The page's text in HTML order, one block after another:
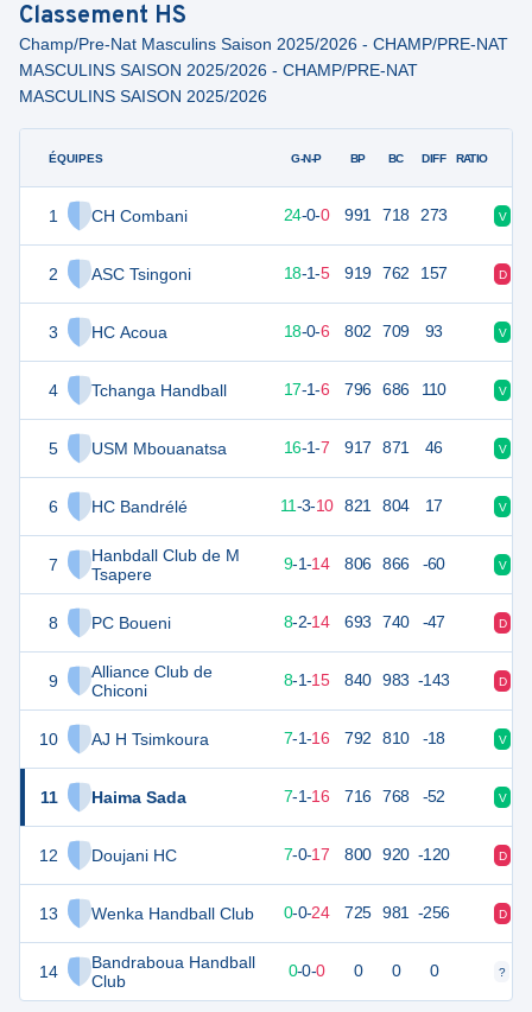
Classement HS
Champ/Pre-Nat Masculins Saison 2025/2026 - CHAMP/PRE-NAT
MASCULINS SAISON 2025/2026 - CHAMP/PRE-NAT
MASCULINS SAISON 2025/2026
ÉQUIPES
1 CH Combani
2 ASC Tsingoni
3 HC Acoua
4 Tchanga Handball
5 USM Mbouanatsa
6 HC Bandrélé
7
Hanbdall Club de M
Tsapere
8 PC Boueni
9
Alliance Club de
Chiconi
10 AJ H Tsimkoura
11 Haima Sada
12 Doujani HC
13 Wenka Handball Club
14
Bandraboua Handball
Club
G-N-P BP BC DIFF RATIO
24-0-0 991 718 273 V
18-1-5 919 762 157 D
18-0-6 802 709 93 V
59 17-1-6 796 686 110 V
57 16-1-7 917 871 46 V
11-3-10 821 804 17 V
43 9-1-14 806 866 -60 V
8-2-14 693 740 -47 D
41 8-1-15 840 983 -143 D
7-1-16 792 810 -18 V
7-1-16 716 768 -52 V
7-0-17 800 920 -120 D
24 24 0-0-24 725 981 -256 D
0 0 0-0-0 0 0 0 ?